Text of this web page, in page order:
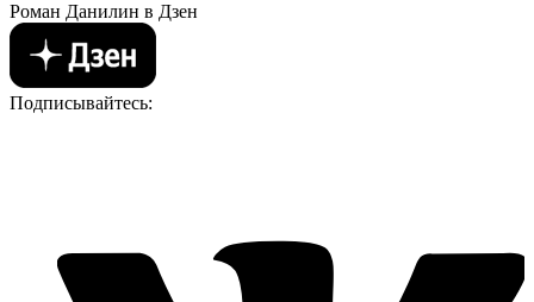
Роман Данилин в Дзен
Подписывайтесь: